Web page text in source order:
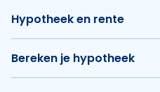
Hypotheek en rente
Bereken je hypotheek